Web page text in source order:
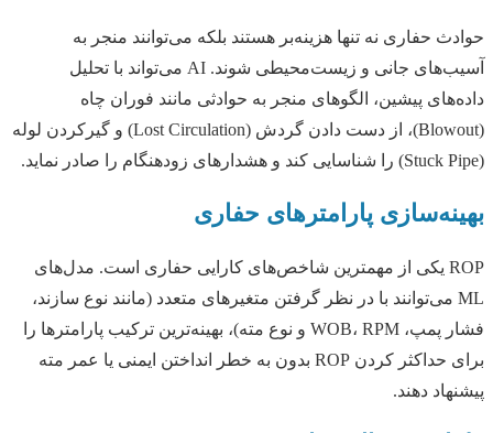
حوادث حفاری نه تنها هزینه‌بر هستند بلکه می‌توانند منجر به
آسیب‌های جانی و زیست‌محیطی شوند. AI می‌تواند با تحلیل
داده‌های پیشین، الگوهای منجر به حوادثی مانند فوران چاه
(Blowout)، از دست دادن گردش (Lost Circulation) و گیرکردن لوله
(Stuck Pipe) را شناسایی کند و هشدارهای زودهنگام را صادر نماید.
بهینه‌سازی پارامترهای حفاری
ROP یکی از مهمترین شاخص‌های کارایی حفاری است. مدل‌های
ML می‌توانند با در نظر گرفتن متغیرهای متعدد (مانند نوع سازند،
فشار پمپ، WOB، RPM و نوع مته)، بهینه‌ترین ترکیب پارامترها را
برای حداکثر کردن ROP بدون به خطر انداختن ایمنی یا عمر مته
پیشنهاد دهند.